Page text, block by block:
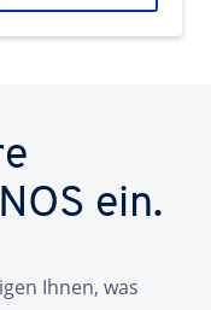
ein.
Ihnen, was